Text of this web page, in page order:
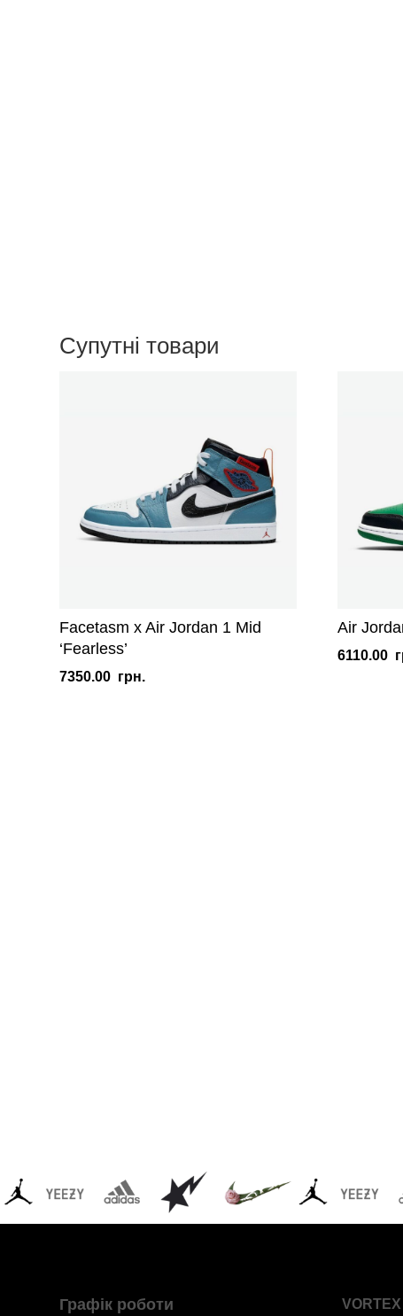
Супутні товари
Facetasm x Air Jordan 1 Mid
‘Fearless’
7350.00 грн.
Air
6110.00
Графік роботи